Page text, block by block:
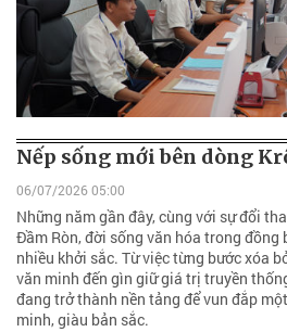
Nếp sống mới bên dòng
06/07/2026 05:00
Những năm gần đây, cùng với sự đổi
Đầm Ròn, đời sống văn hóa trong đồng
nhiều khởi sắc. Từ việc từng bước xóa
văn minh đến gìn giữ giá trị truyền
đang trở thành nền tảng để vun đắp
minh, giàu bản sắc.